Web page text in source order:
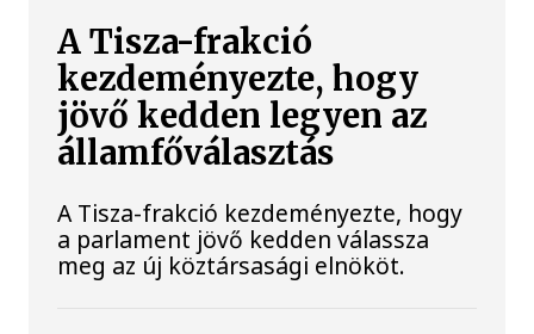
A Tisza-frakció
kezdeményezte, hogy
jövő kedden legyen az
államfőválasztás
A Tisza-frakció kezdeményezte, hogy
a parlament jövő kedden válassza
meg az új köztársasági elnököt.